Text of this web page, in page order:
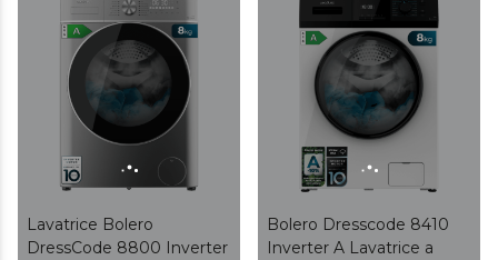
modalità Comfort, Livello
del suolo, Sterilizzazione,
pulizia automatica del
cestello e Partenza
Ritardata .
carico.
Lavatrice Bolero
DressCode 8800 Inverter
Bolero Dresscode 8410
Inverter A Lavatrice a